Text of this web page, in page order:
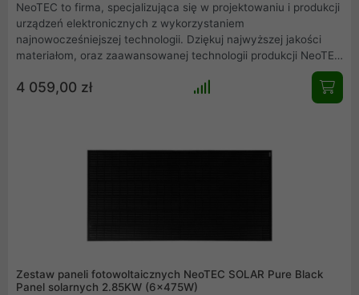
NeoTEC to firma, specjalizująca się w projektowaniu i produkcji
urządzeń elektronicznych z wykorzystaniem
najnowocześniejszej technologii. Dziękuj najwyższej jakości
materiałom, oraz zaawansowanej technologii produkcji NeoTEC
dołączył do grona czołowych producentów paneli słonecznych
na świecie. Model ten oferuje moc 475W/p. Seria Pure Black
4 059,00 zł
Zestaw paneli fotowoltaicznych NeoTEC SOLAR Pure Black
Panel solarnych 2.85KW (6x475W)